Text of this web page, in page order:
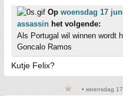
Op woensdag 17
assassin het volgende:
Als Portugal wil winnen wordt
Goncalo Ramos
Kutje Felix?
• woensdag